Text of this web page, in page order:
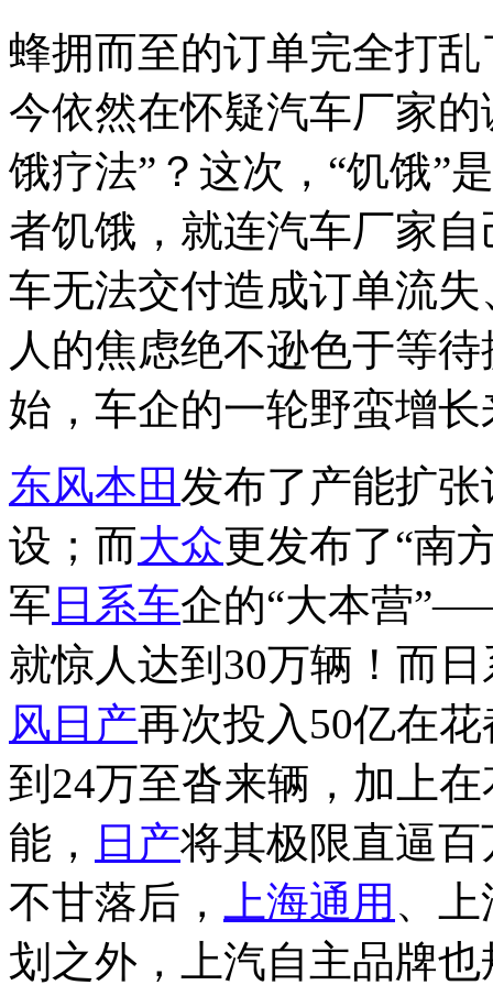
蜂拥而至的订单完全打
今依然在怀疑汽车厂家
饿疗法”？这次，“饥饿”
者饥饿，就连汽车厂家
车无法交付造成订单流
人的焦虑绝不逊色于等
始，车企的一轮野蛮增
东风本田 发布了产能扩
设；而大众更发布了“南
军 日系车企的“大本营
就惊人达到30万辆！而
风日产再次投入50亿在
到24万至沓来辆，加上
能，
日产将其极限直逼
不甘落后，
上海通用 、
划之外，上汽自主品牌